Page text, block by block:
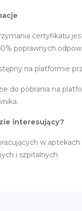
certyfikatu
poprawnych
na platformie
do pobrania na
interesujący?
w aptekach
i szpitalnych